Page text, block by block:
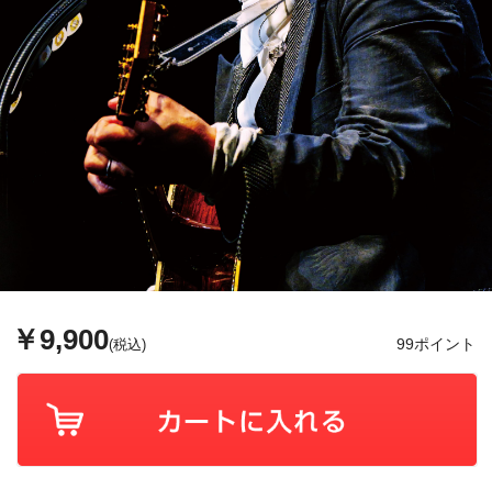
￥9,900(税込) 99ポイント